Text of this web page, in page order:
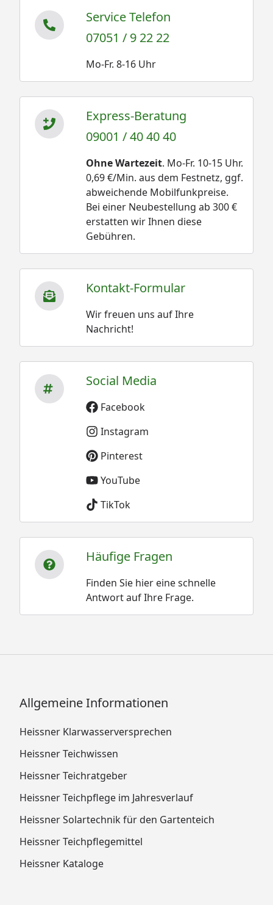
Service Telefon
07051 / 9 22 22
Mo-Fr. 8-16 Uhr
Express-Beratung
09001 / 40 40 40
Ohne Wartezeit. Mo-Fr. 10-15 Uhr.
0,69 €/Min. aus dem Festnetz, ggf.
abweichende Mobilfunkpreise.
Bei einer Neubestellung ab 300 €
erstatten wir Ihnen diese
Gebühren.
Kontakt-Formular
Wir freuen uns auf Ihre
Nachricht!
Social Media
Facebook
Instagram
Pinterest
YouTube
TikTok
Häufige Fragen
Finden Sie hier eine schnelle
Antwort auf Ihre Frage.
Allgemeine Informationen
Heissner Klarwasserversprechen
Heissner Teichwissen
Heissner Teichratgeber
Heissner Teichpflege im Jahresverlauf
Heissner Solartechnik für den Gartenteich
Heissner Teichpflegemittel
Heissner Kataloge